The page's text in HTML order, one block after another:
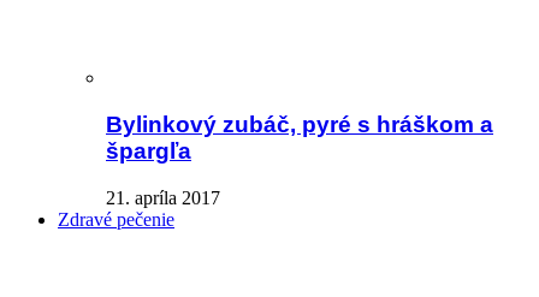
Bylinkový zubáč, pyré s hráškom a
špargľa
21. apríla 2017
Zdravé pečenie